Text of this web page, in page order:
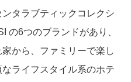
タラブティックコレクシ
の6つのブランドがあり、
から、ファミリーで楽し
ライフスタイル系のホテ